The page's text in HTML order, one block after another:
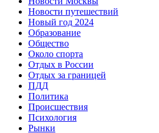
Новости путешествий
Новый год 2024
Образование
Общество
Около спорта
Отдых в России
Отдых за границей
ПДД
Политика
Происшествия
Психология
Рынки